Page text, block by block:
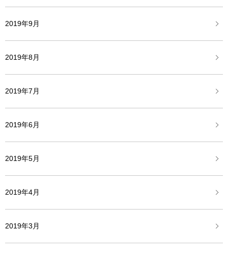
2019年9月
2019年8月
2019年7月
2019年6月
2019年5月
2019年4月
2019年3月